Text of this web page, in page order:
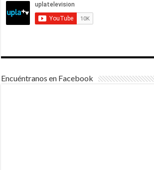
Encuéntranos en Facebook